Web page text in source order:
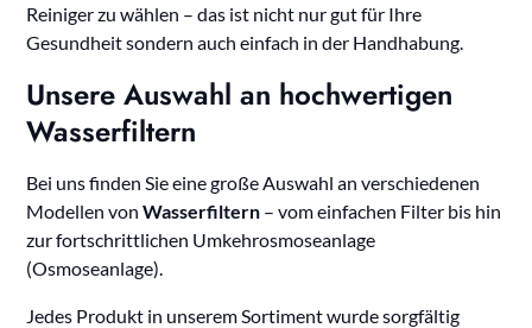
Reiniger zu wählen – das ist nicht nur gut für Ihre
Gesundheit sondern auch einfach in der Handhabung.
Unsere Auswahl an hochwertigen
Wasserfiltern
Bei uns finden Sie eine große Auswahl an verschiedenen
Modellen vonWasserfiltern – vom einfachen Filter bis hin
zur fortschrittlichen Umkehrosmoseanlage
(Osmoseanlage).
Jedes Produkt in unserem Sortiment wurde sorgfältig